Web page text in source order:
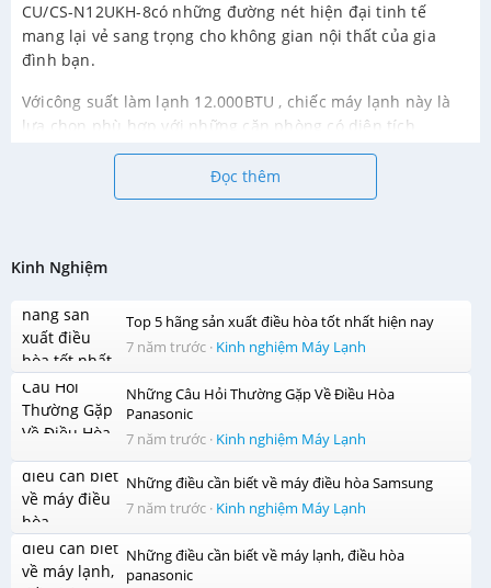
Kinh Nghiệm
Top 5 hãng sản xuất điều hòa tốt nhất hiện nay
7 năm trước · Kinh nghiệm Máy Lạnh
Những Câu Hỏi Thường Gặp Về Điều Hòa
Panasonic
7 năm trước · Kinh nghiệm Máy Lạnh
Những điều cần biết về máy điều hòa Samsung
7 năm trước · Kinh nghiệm Máy Lạnh
Những điều cần biết về máy lạnh, điều hòa
panasonic
CU/CS-N12UKH-8có những đường nét hiện đại tinh tế
mang lại vẻ sang trọng cho không gian nội thất của gia
đình bạn.
Vớicông suất làm lạnh 12.000BTU , chiếc máy lạnh này là
lựa chọn phù hợp với những căn phòng có diện tích
vừavới diện tích15 m2 - 20m2
Kháng khuẩn khử mùiNanoe-Glà công nghệ kháng khuẩn
Với công nghệ này, các vi khuẩn, bụi bẩn và tinh thể gây
mùi hôi sẽ được giữ lại ở màng lọc và bị loại trừ, trả lại bầu
không khí trong lành, sạch khuẩn, an toàn cho cả gia đình
bạn.
Chế độ làm lạnh nhanh iAuto
Chiếcmáy lạnhPanasonic12.000BTU CU/CS-N12UKH-8này
đượcPanasonictrang bị chế độ iAuto có khả năng làm lạnh
nhanh chóng vô cùng hiện đại. Chỉ với một nút nhấn iAuto
đơn giản, bạn sẽ gần như ngay lập tức được đắm mình
Đọc thêm